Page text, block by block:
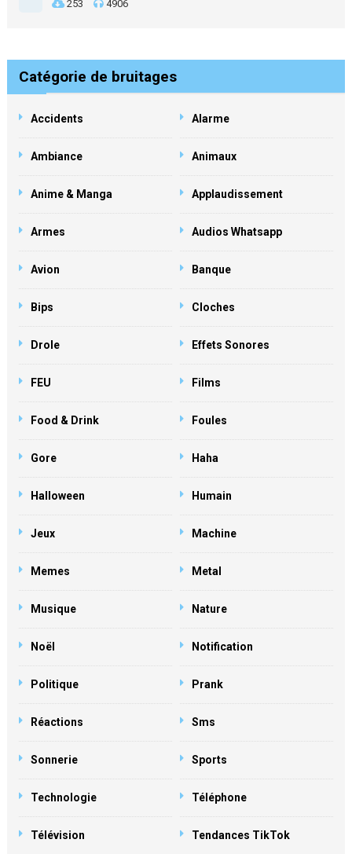
253 4906
Catégorie de bruitages
Accidents Alarme
Ambiance Animaux
Anime & Manga Applaudissement
Armes Audios Whatsapp
Avion Banque
Bips Cloches
Drole Effets Sonores
FEU Films
Food & Drink Foules
Gore Haha
Halloween Humain
Jeux Machine
Memes Metal
Musique Nature
Noël Notification
Politique Prank
Réactions Sms
Sonnerie Sports
Technologie Téléphone
Télévision Tendances TikTok